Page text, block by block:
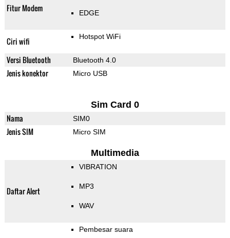
Fitur Modem EDGE
Ciri wifi Hotspot WiFi
Versi Bluetooth Bluetooth 4.0
Jenis konektor Micro USB
Sim Card 0
Nama SIM0
Jenis SIM Micro SIM
Multimedia
Daftar Alert
VIBRATION
MP3
WAV
Pembesar suara